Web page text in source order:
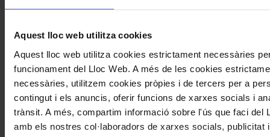
Aquest lloc web utilitza cookies
Aquest lloc web utilitza cookies estrictament necessàries
funcionament del Lloc Web. A més de les cookies
necessàries, utilitzem cookies pròpies i de tercers per a
contingut i els anuncis, oferir funcions de xarxes socials i
trànsit. A més, compartim informació sobre l'ús que faci del
amb els nostres col·laboradors de xarxes socials, publicitat
Nom*
Correu electrònic*
Navegar
per
les
articles
També et pot interessar